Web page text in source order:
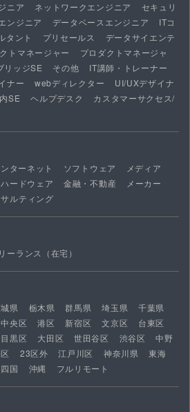
ニア ネットワークエンジニア
セキュリ
ンジニア データベースエンジニア
ITコ
タント プリセールス
データサイエンテ
トマネージャー
プロダクトマネージャ
リッジSE その他
IT講師・トレーナー
ナー webディレクター
UI/UXデザイナ
SE ヘルプデスク
カスタマーサクセス/
ターネット ソフトウェア
メディア
ハードウェア 金融・不動産
メーカー
ルティング
ーランス（在宅）
県 栃木県 群馬県 埼玉県
千葉県
中央区 港区 新宿区 文京区
台東区
目黒区 大田区 世田谷区 渋谷区
中野
23区外 江戸川区 神奈川県
東海
国 沖縄 フルリモート